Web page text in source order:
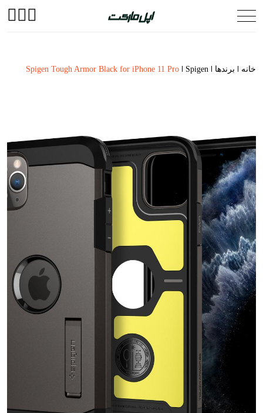
خانه برندها Spigen
Spigen Tough Armor Black for iPhone 11 Pro